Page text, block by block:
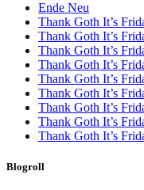
Ende Neu
Thank Goth It’s
Thank Goth It’s
Thank Goth It’s
Thank Goth It’s
Thank Goth It’s
Thank Goth It’s
Thank Goth It’s
Thank Goth It’s
Thank Goth It’s
Blogroll